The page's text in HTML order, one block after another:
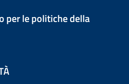
per le politiche della